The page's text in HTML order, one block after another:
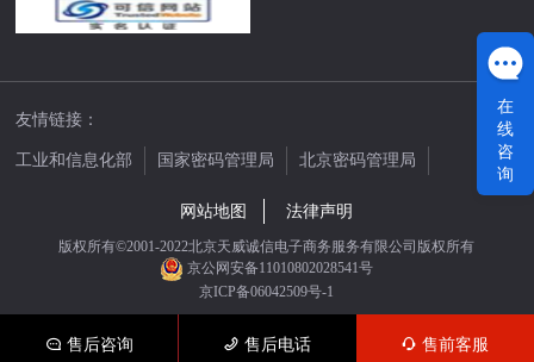
友情链接：
工业和信息化部 国家密码管理局
北京密码管理局
网站地图
法律声明
版权所有©2001-2022北京天威诚信电子商务服务有限公司版权所有
京公网安备11010802028541号
京ICP备06042509号-1
售后咨询 售后电话 售前客服
在
线
咨
询